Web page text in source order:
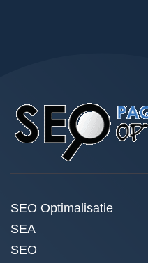
SEO Optimalisatie
SEA
SEO